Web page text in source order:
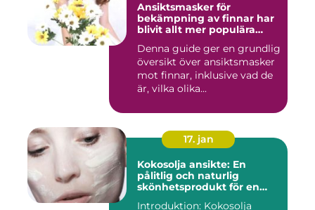
Ansiktsmasker för
bekämpning av finnar har
blivit allt mer populära
Denna guide ger en grundlig
översikt över ansiktsmasker
mot finnar, inklusive vad de
är, vilka olika...
17. jan
Kokosolja ansikte: En
pålitlig och naturlig
skönhetsprodukt för en
Introduktion: Kokosolja